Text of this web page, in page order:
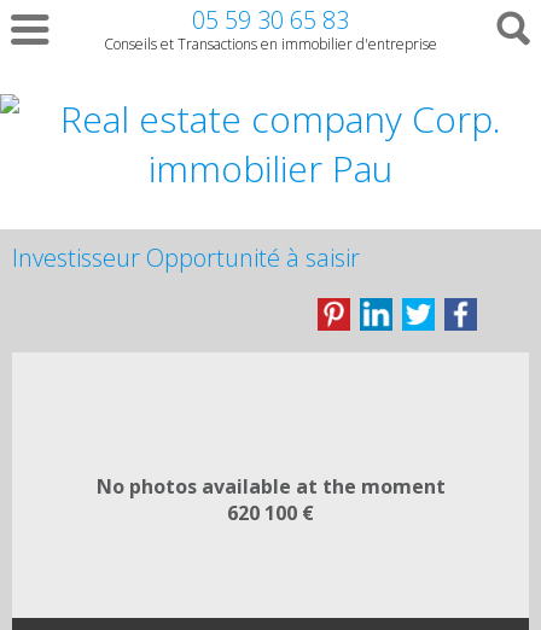
05 59 30 65 83
Conseils et Transactions en immobilier d'entreprise
Investisseur Opportunité à saisir
No photos available at the moment
620 100 €